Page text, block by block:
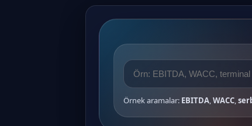
Örnek aramalar: EBITDA,WACC,